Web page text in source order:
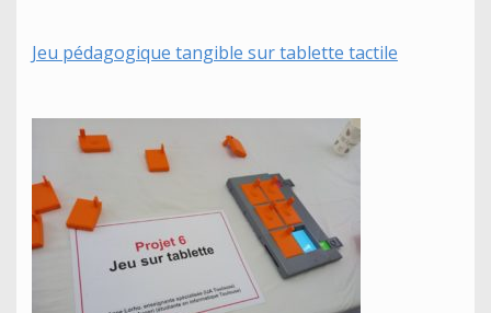
Jeu pédagogique tangible sur tablette tactile